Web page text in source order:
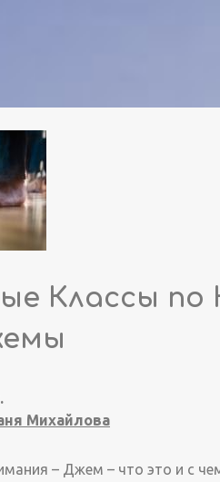
Классы по
Михайлова
– Джем – что это и с